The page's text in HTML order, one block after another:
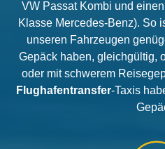
VW Passat Kombi und
Klasse Mercedes-Benz). So
unseren Fahrzeugen
Gepäck haben, gleichgültig,
oder mit schwerem
Flughafentransfer-Taxis